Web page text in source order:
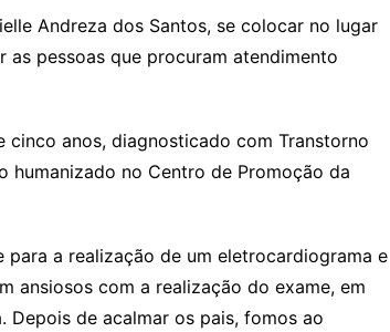
Andreza dos Santos, se colocar no lugar
pessoas que procuram atendimento
anos, diagnosticado com Transtorno
humanizado no Centro de Promoção da
a realização de um eletrocardiograma e
ansiosos com a realização do exame, em
de acalmar os pais, fomos ao